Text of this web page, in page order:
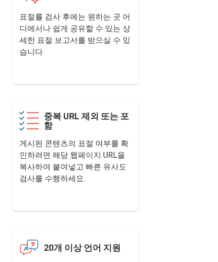
표절률 검사 후에는 원하는 곳 어
디에서나 쉽게 공유할 수 있는 상
세한 표절 보고서를 받으실 수 있
습니다.
중복 URL 제외 또는 포
함
게시된 콘텐츠의 표절 여부를 확
인하려면 해당 웹페이지 URL을
복사하여 붙여넣고 빠른 유사도
검사를 수행하세요.
20개 이상 언어 지원